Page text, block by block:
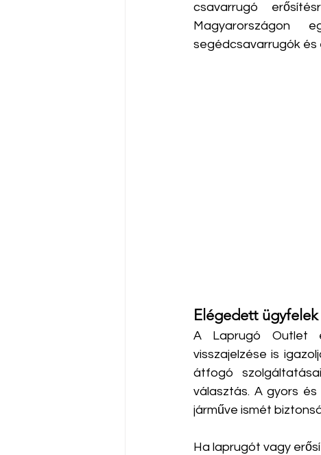
csavarrugó
Magyarországon
segédcsavarrugók
Elégedett ügyfelek
A Laprugó Outlet
visszajelzése is
átfogó
választás. A gyors
járműve ismét
Ha laprugót vagy